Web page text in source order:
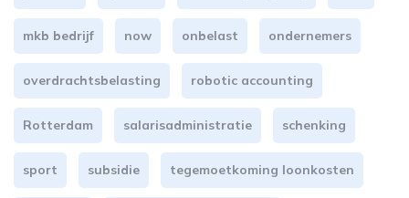
mkb bedrijf now onbelast ondernemers
overdrachtsbelasting robotic accounting
Rotterdam salarisadministratie schenking
sport subsidie tegemoetkoming loonkosten